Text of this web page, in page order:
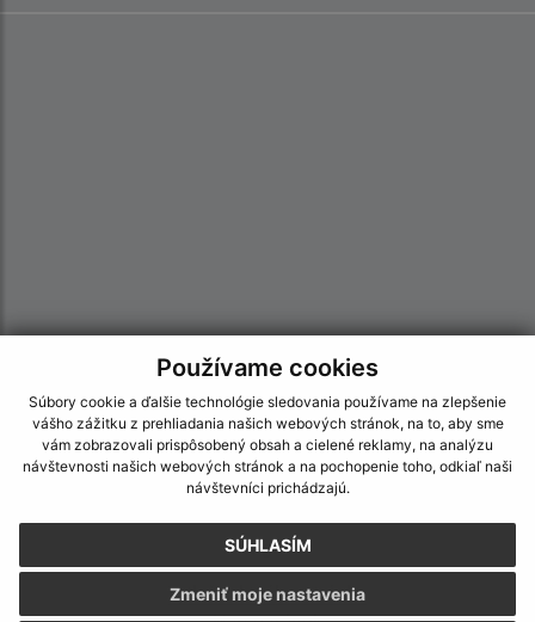
Používame cookies
Súbory cookie a ďalšie technológie sledovania používame na zlepšenie
vášho zážitku z prehliadania našich webových stránok, na to, aby sme
vám zobrazovali prispôsobený obsah a cielené reklamy, na analýzu
návštevnosti našich webových stránok a na pochopenie toho, odkiaľ naši
návštevníci prichádzajú.
SÚHLASÍM
Zmeniť moje nastavenia
Informácie o stránke:
Vyhlásenie o prístupnosti
Autorské práva
Ochrana osobných údajov
Navigácia:
Vytlačiť aktuálnu stránku